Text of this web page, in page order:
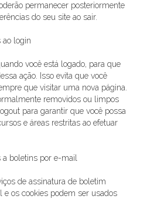
permanecer posteriormente
do seu site ao sair.
ao login
você está logado, para que
ação. Isso evita que você
que visitar uma nova página.
removidos ou limpos
para garantir que você possa
e áreas restritas ao efetuar
a boletins por e-mail
de assinatura de boletim
os cookies podem ser usados